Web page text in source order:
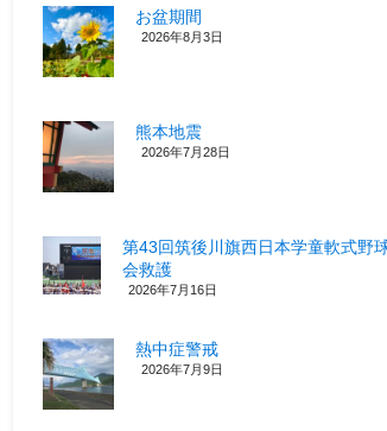
お盆期間
2026年8月3日
熊本地震
2026年7月28日
第43回筑後川旗西日本学童軟式野
会救護
2026年7月16日
熱中症警戒
2026年7月9日